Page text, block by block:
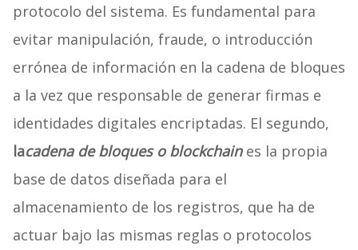
protocolo del sistema. Es fundamental para
evitar manipulación, fraude, o introducción
errónea de información en la cadena de bloques
a la vez que responsable de generar firmas e
identidades digitales encriptadas. El segundo,
lacadena de bloques o blockchaines la propia
base de datos diseñada para el
almacenamiento de los registros, que ha de
actuar bajo las mismas reglas o protocolos